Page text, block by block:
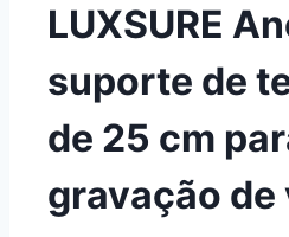
LUXSURE
suporte de
de 25 cm
gravação